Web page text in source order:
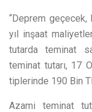
“Deprem
yıl inşaat
tutarda teminat
teminat tutarı, 17
tiplerinde 190 Bin
Azami teminat